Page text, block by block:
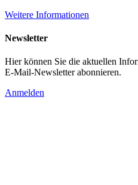
Weitere Informationen
Newsletter
Hier können Sie die aktuellen
E-Mail-Newsletter abonnieren.
Anmelden